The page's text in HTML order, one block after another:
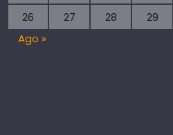
26
27 28 29
Ago »